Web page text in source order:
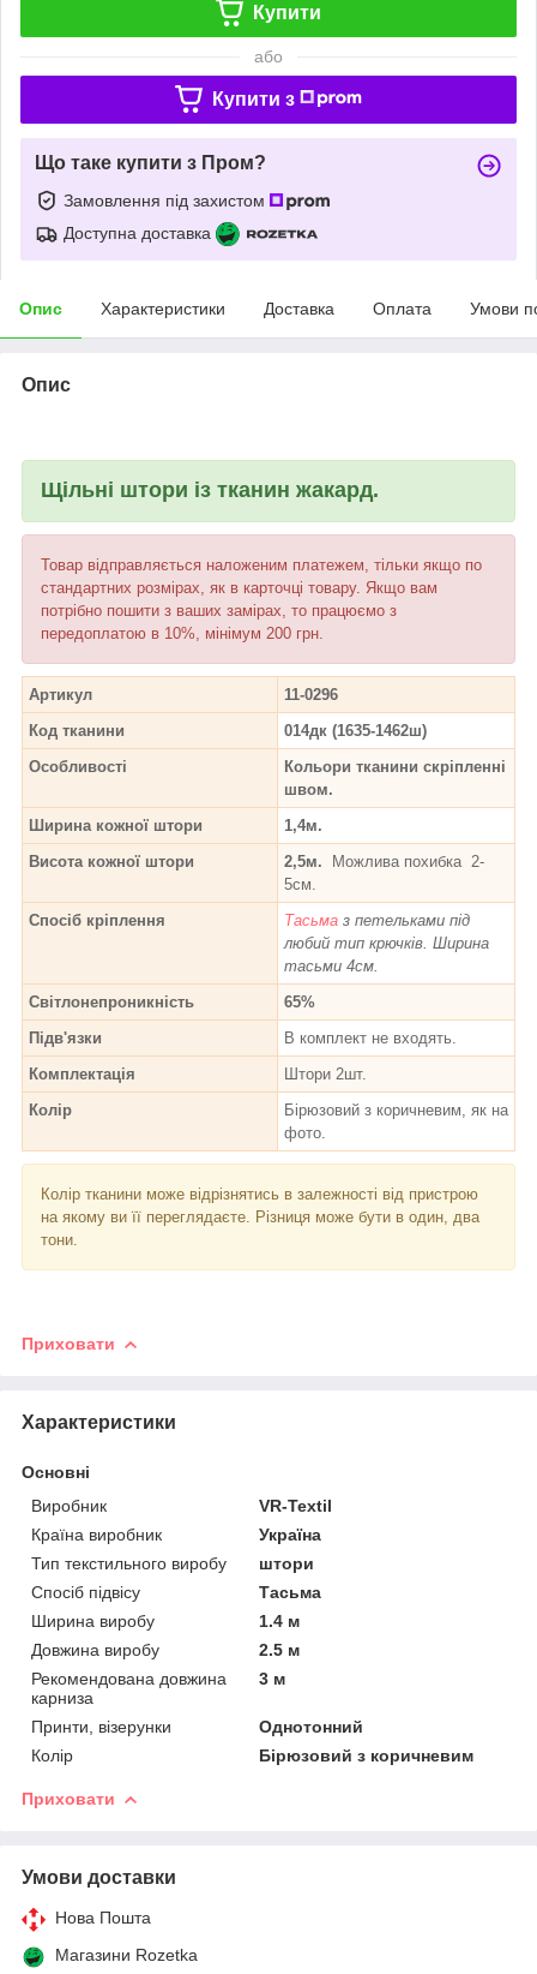
Купити
або
Купити з
Що таке купити з Пром?
Замовлення під захистом
Доступна доставка
Опис Характеристики Доставка Оплата Умови
Опис
Щільні штори із тканин жакард.
Товар відправляється наложеним платежем, тільки якщо по
стандартних розмірах, як в карточці товару. Якщо вам
потрібно пошити з ваших замірах, то працюємо з
передоплатою в 10%, мінімум 200 грн.
Артикул
11-0296
Код тканини
014дк (1635-1462ш)
Особливості
Кольори тканини скріпленні
швом.
Ширина кожної штори
1,4м.
Висота кожної штори
2,5м. Можлива похибка 2-
5см.
Спосіб кріплення
Тасьма з петельками під
любий тип крючків. Ширина
тасьми 4см.
Світлонепроникність
65%
Підв'язки
В комплект не входять.
Комплектація
Штори 2шт.
Колір
Бірюзовий з коричневим, як на
фото.
Колір тканини може відрізнятись в залежності від пристрою
на якому ви її переглядаєте. Різниця може бути в один, два
тони.
Приховати
Характеристики
Основні
Виробник
VR-Textil
Країна виробник
Україна
Тип текстильного виробу
штори
Спосіб підвісу
Тасьма
Ширина виробу
1.4 м
Довжина виробу
2.5 м
Рекомендована довжина
карниза
3 м
Принти, візерунки
Однотонний
Колір
Бірюзовий з коричневим
Приховати
Умови доставки
Нова Пошта
Магазини Rozetka